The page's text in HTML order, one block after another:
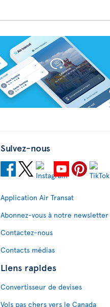
Suivez-nous
Application Air Transat
Abonnez-vous à notre newsletter
Contactez-nous
Contacts médias
Liens rapides
Convertisseur de devises
Vols pas chers vers le Canada